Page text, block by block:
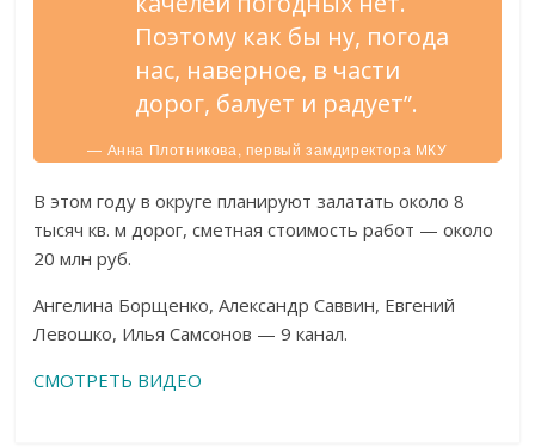
Поэтому как бы ну, погода
нас, наверное, в части
дорог, балует и радует”.
— Анна Плотникова, первый замдиректора МКУ
“УКС”.
В этом году в округе планируют залатать около 8
тысяч кв. м дорог, сметная стоимость работ — около
20 млн руб.
Ангелина Борщенко, Александр Саввин, Евгений
Левошко, Илья Самсонов — 9 канал.
СМОТРЕТЬ ВИДЕО